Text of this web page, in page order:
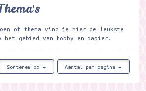
of thema vind je hier de leukste
het gebied van hobby en papier.
Sorteren op Aantal per pagina